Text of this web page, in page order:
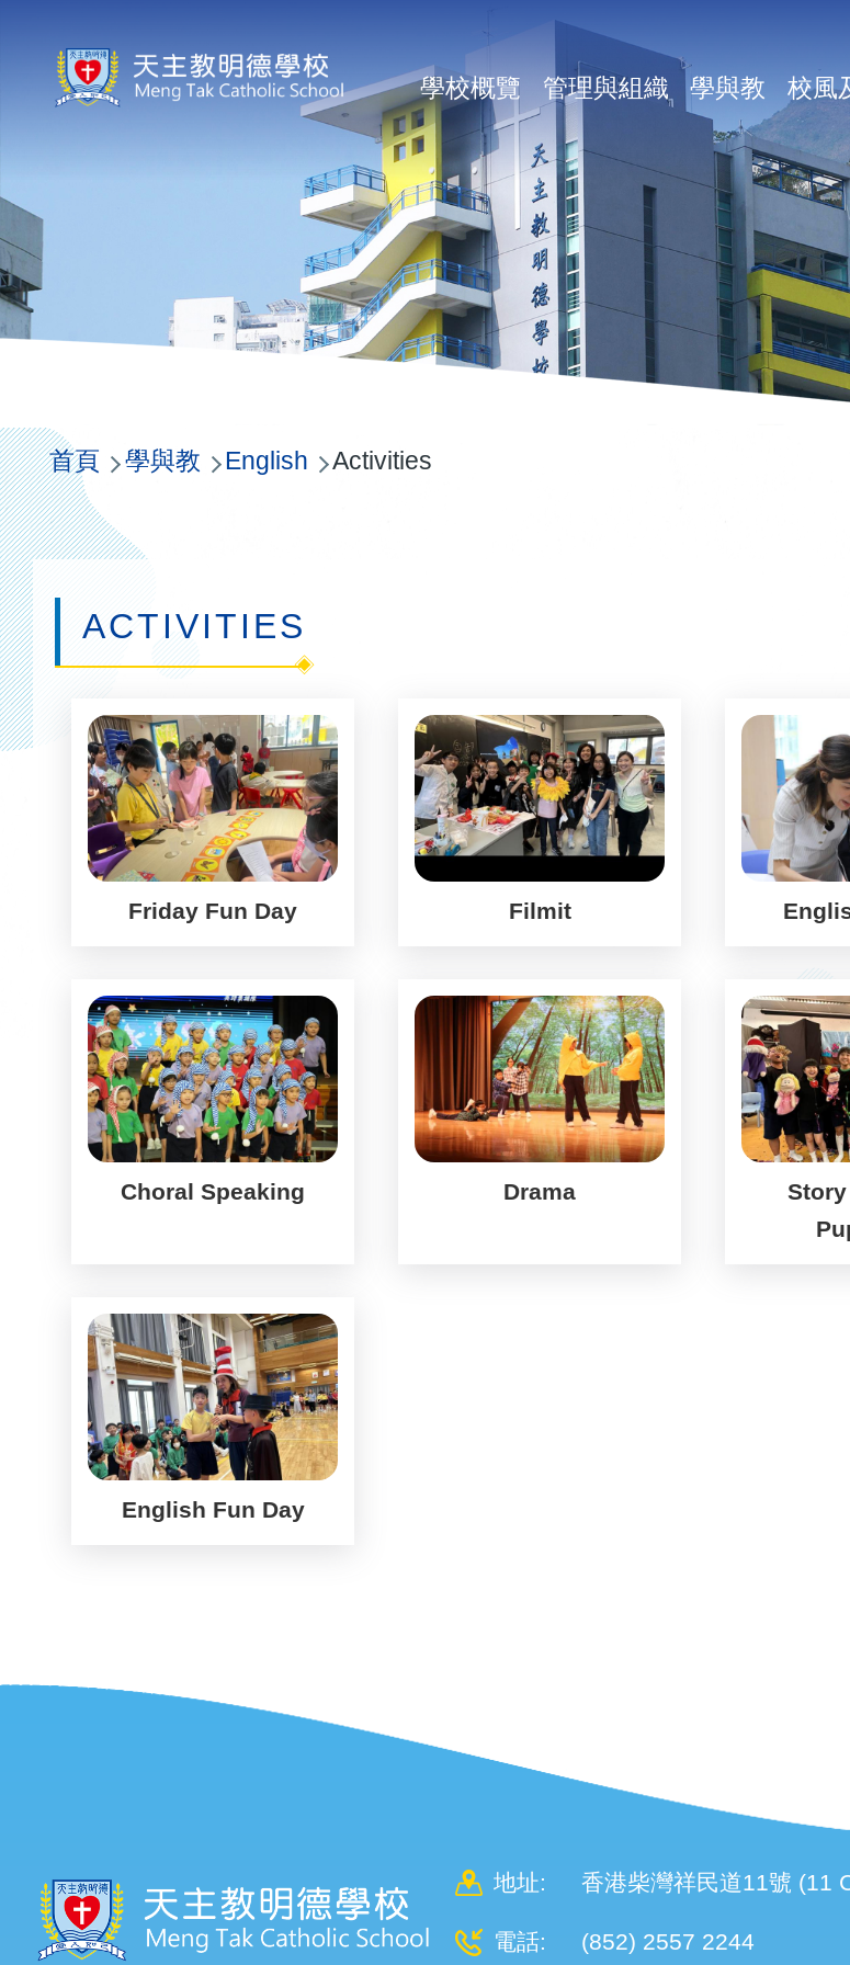
Main
navigation
學校概覽 管理與組織 學與教 校風
導
航
連
結
首頁 學與教 English Activities
ACTIVITIES
Friday Fun Day Filmit
Choral Speaking Drama
English Fun Day
地址: 香港柴灣祥民道11號 (11
電話: (852) 2557 2244